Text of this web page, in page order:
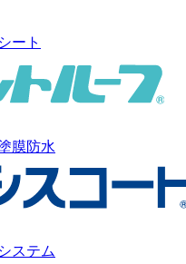
ート
膜防水
ステム